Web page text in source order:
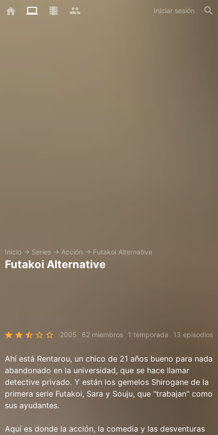
Iniciar sesión
Inicio → Series → Acción → Futakoi Alternative
Futakoi Alternative
2005 62 miembros 1 temporada 13 episodios
Ahí está Rentarou, un chico de 21 años bueno para nada
abandonado en la universidad, que se hace llamar
detective privado. Y están los gemelos Shirogane de la
primera serie Futakoi, Sara y Souju, que "trabajan" como
sus ayudantes.
Aquí es donde la acción, la comedia y las desventuras